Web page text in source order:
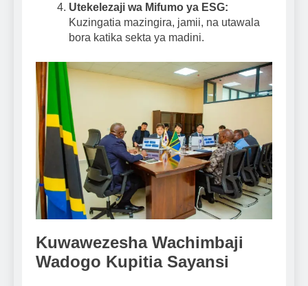
Utekelezaji wa Mifumo ya ESG:
Kuzingatia mazingira, jamii, na utawala
bora katika sekta ya madini.
Kuwawezesha Wachimbaji
Wadogo Kupitia Sayansi